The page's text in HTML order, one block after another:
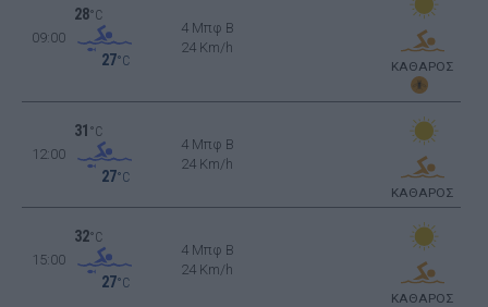
09:00
28°C
27°C
4 Μπφ B
24 Km/h
ΚΑΘΑΡΟΣ
12:00
31 °C
27°C
4 Μπφ B
24 Km/h
ΚΑΘΑΡΟΣ
15:00
32°C
27°C
4 Μπφ B
24 Km/h
ΚΑΘΑΡΟΣ